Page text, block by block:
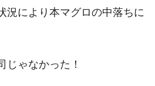
況により本マグロの中落ちに
じゃなかった！